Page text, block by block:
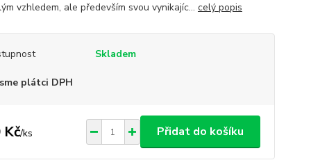
vzhledem, ale především svou vynikajíc... celý popis
Skladem
plátci DPH
Kč/ks Přidat do košíku